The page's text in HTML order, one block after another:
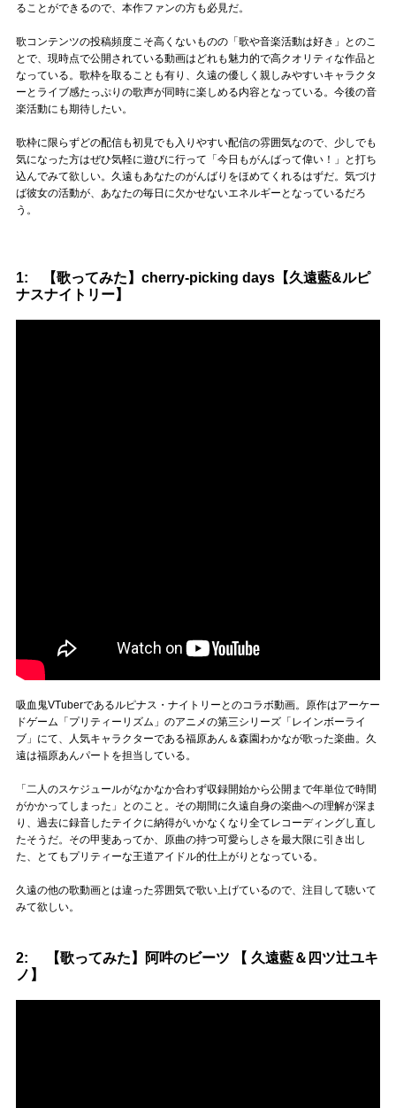
ることができるので、本作ファンの方も必見だ。
歌コンテンツの投稿頻度こそ高くないものの「歌や音楽活動は好き」とのこ
とで、現時点で公開されている動画はどれも魅力的で高クオリティな作品と
なっている。歌枠を取ることも有り、久遠の優しく親しみやすいキャラクタ
ーとライブ感たっぷりの歌声が同時に楽しめる内容となっている。今後の音
楽活動にも期待したい。
歌枠に限らずどの配信も初見でも入りやすい配信の雰囲気なので、少しでも
気になった方はぜひ気軽に遊びに行って「今日もがんばって偉い！」と打ち
込んでみて欲しい。久遠もあなたのがんばりをほめてくれるはずだ。気づけ
ば彼女の活動が、あなたの毎日に欠かせないエネルギーとなっているだろ
う。
1: 【歌ってみた】cherry-picking days【久遠藍&ルピ
ナスナイトリー】
吸血鬼VTuberであるルピナス・ナイトリーとのコラボ動画。原作はアーケー
ドゲーム「プリティーリズム」のアニメの第三シリーズ「レインボーライ
ブ」にて、人気キャラクターである福原あん＆森園わかなが歌った楽曲。久
遠は福原あんパートを担当している。
「二人のスケジュールがなかなか合わず収録開始から公開まで年単位で時間
がかかってしまった」とのこと。その期間に久遠自身の楽曲への理解が深ま
り、過去に録音したテイクに納得がいかなくなり全てレコーディングし直し
たそうだ。その甲斐あってか、原曲の持つ可愛らしさを最大限に引き出し
た、とてもプリティーな王道アイドル的仕上がりとなっている。
久遠の他の歌動画とは違った雰囲気で歌い上げているので、注目して聴いて
みて欲しい。
2: 【歌ってみた】阿吽のビーツ 【 久遠藍＆四ツ辻ユキ
ノ】